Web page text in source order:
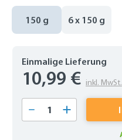
150 g 6 x 150 g
Einmalige Lieferung
10,99 € inkl. MwSt.
Produkt Anzahl: